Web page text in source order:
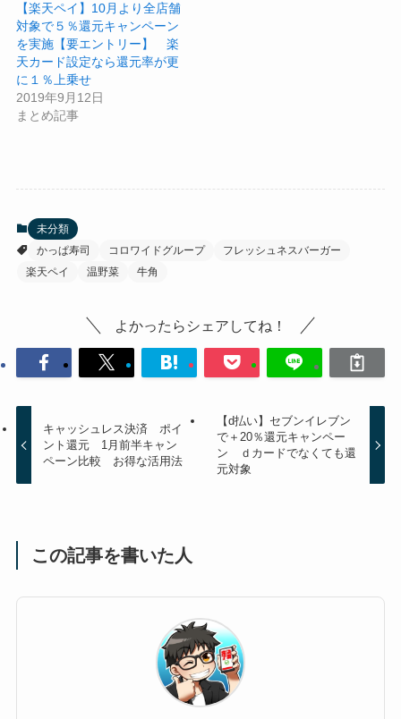
【楽天ペイ】10月より全店舗
対象で５％還元キャンペーン
を実施【要エントリー】 楽
天カード設定なら還元率が更
に１％上乗せ
2019年9月12日
まとめ記事
未分類
かっぱ寿司
コロワイドグループ
フレッシュネスバーガー
楽天ペイ
温野菜 牛角
よかったらシェアしてね！
キャッシュレス決済 ポイ
ント還元 1月前半キャン
ペーン比較 お得な活用法
【d払い】セブンイレブン
で＋20％還元キャンペー
ン ｄカードでなくても還
元対象
この記事を書いた人